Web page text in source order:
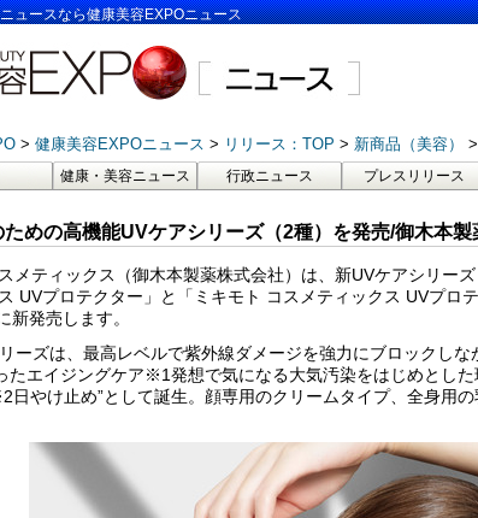
ュースなら健康美容EXPOニュース
健康美容EXPOニュース リリース：TOP 新商品（美容）
健康・美容ニュース 行政ニュース プレスリリース
ための高機能UVケアシリーズ（2種）を発売/御木本製
メティックス（御木本製薬株式会社）は、新UVケアシリー
UVプロテクター」と「ミキモト コスメティックス UVプロ
新発売します。
ーズは、最高レベルで紫外線ダメージを強力にブロックし
たエイジングケア※1発想で気になる大気汚染をはじめとし
日やけ止め”として誕生。顔専用のクリームタイプ、全身用